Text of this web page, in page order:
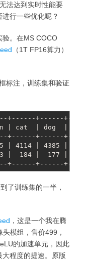
法达到实时性能要
行一些优化呢？
验。在MS COCO
（1T FP16算力）
标注，训练集和验证
+------+------+-----
cat | dog | ...
+------+------+-----
| 4114 | 4385 | ...
| 184 | 177 | ...
+------+------+-----
了训练集的一半，
，这是一个我在腾
模组，售价499，
的加速单元，因此
程度的提速。原版